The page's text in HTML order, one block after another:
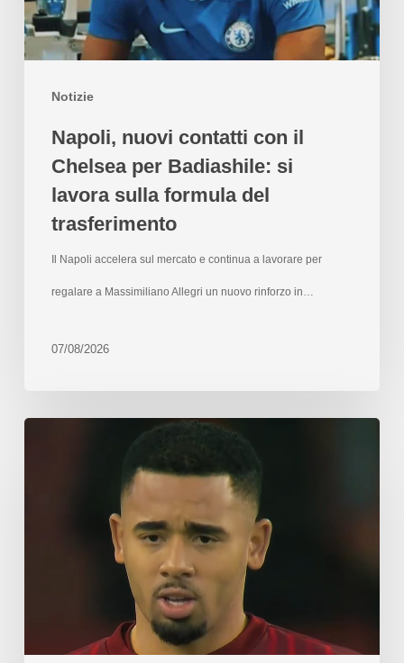
Notizie
Napoli, nuovi contatti con il
Chelsea per Badiashile: si
lavora sulla formula del
trasferimento
Il Napoli accelera sul mercato e continua a lavorare per
regalare a Massimiliano Allegri un nuovo rinforzo in…
07/08/2026